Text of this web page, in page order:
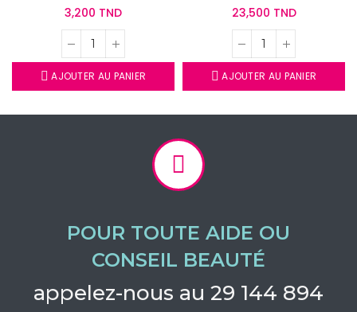
3,200 TND
AJOUTER AU PANIER
23,500 TND
AJOUTER AU PANIER
POUR TOUTE AIDE OU
CONSEIL BEAUTÉ
appelez-nous au 29 144 894